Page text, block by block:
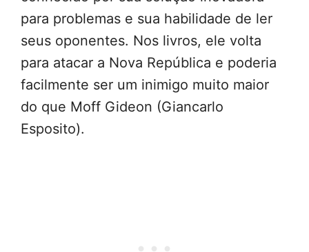
para problemas e sua habilidade de ler
seus oponentes. Nos livros, ele volta
para atacar a Nova República e poderia
facilmente ser um inimigo muito maior
do que Moff Gideon (Giancarlo
Esposito).